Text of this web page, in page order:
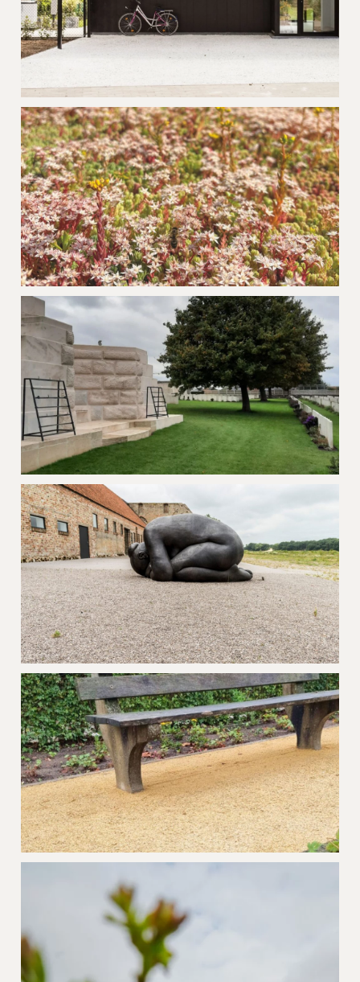
Project Viniet Oostduinkerke
Extensief groendak Zedelgem
Grindgazon War Graves Ieper
Grind kunstcentrum Ten Bogaerde
Koksijde
Openbare ruimte Gravelizer Yellow